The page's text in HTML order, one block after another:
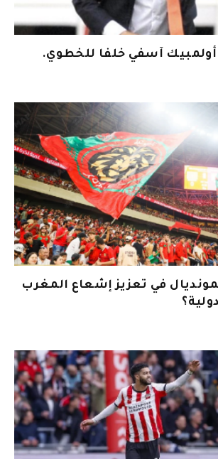
أولمبيك آسفي خلفا للخطوي.
في تعزيز إشعاع المغرب